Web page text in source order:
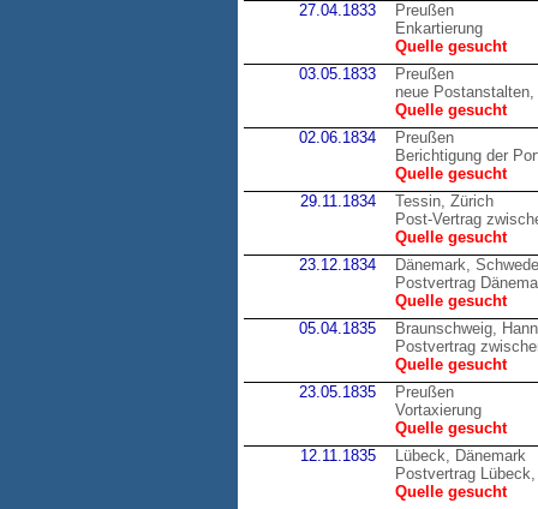
27.04.1833
Preußen
Enkartierung
Quelle gesucht
03.05.1833
Preußen
neue
Quelle gesucht
02.06.1834
Preußen
Berichtigung der
Quelle gesucht
29.11.1834
Tessin, Zürich
Post-Vertrag
Quelle gesucht
23.12.1834
Dänemark,
Postvertrag
Quelle gesucht
05.04.1835
Braunschweig,
Postvertrag
Quelle gesucht
23.05.1835
Preußen
Vortaxierung
Quelle gesucht
12.11.1835
Lübeck, Dänemark
Postvertrag
Quelle gesucht